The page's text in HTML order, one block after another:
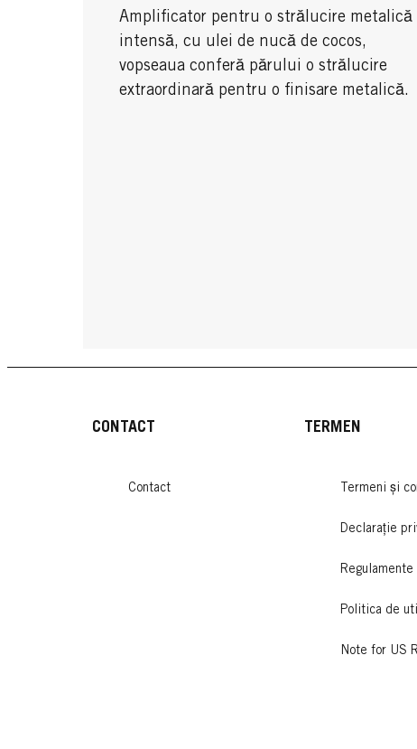
Amplificator pentru o strălucire metalică
intensă, cu ulei de nucă de cocos,
vopseaua conferă părului o strălucire
extraordinară pentru o finisare metalică.
CONTACT
Contact
TERMEN
Termeni și
Declarație
Regulamente
Politica de
Note for US